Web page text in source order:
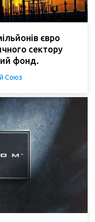
євро
сектору
фонд.
Союз